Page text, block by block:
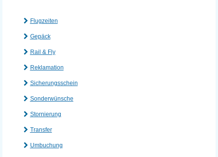
Flugzeiten
Gepäck
Rail & Fly
Reklamation
Sicherungsschein
Sonderwünsche
Stornierung
Transfer
Umbuchung